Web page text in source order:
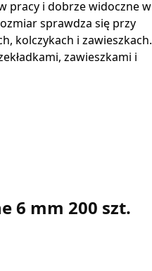
pracy i dobrze widoczne w
sprawdza się przy
kolczykach i zawieszkach.
zawieszkami i
6 mm 200 szt.